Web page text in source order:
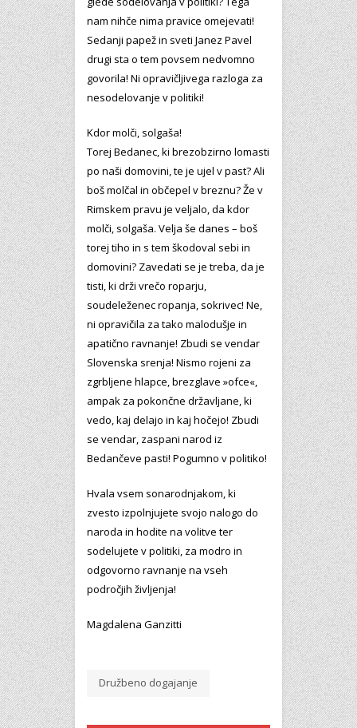
nam nihče nima pravice omejevati!
Sedanji papež in sveti Janez Pavel
drugi sta o tem povsem nedvomno
govorila! Ni opravičljivega razloga za
nesodelovanje v politiki!
Kdor molči, solgaša!
Torej Bedanec, ki brezobzirno lomasti
po naši domovini, te je ujel v past? Ali
boš molčal in občepel v breznu? Že v
Rimskem pravu je veljalo, da kdor
molči, solgaša. Velja še danes – boš
torej tiho in s tem škodoval sebi in
domovini? Zavedati se je treba, da je
tisti, ki drži vrečo roparju,
soudeleženec ropanja, sokrivec! Ne,
ni opravičila za tako malodušje in
apatično ravnanje! Zbudi se vendar
Slovenska srenja! Nismo rojeni za
zgrbljene hlapce, brezglave »ofce«,
ampak za pokončne državljane, ki
vedo, kaj delajo in kaj hočejo! Zbudi
se vendar, zaspani narod iz
Bedančeve pasti! Pogumno v politiko!
Hvala vsem sonarodnjakom, ki
zvesto izpolnjujete svojo nalogo do
naroda in hodite na volitve ter
sodelujete v politiki, za modro in
odgovorno ravnanje na vseh
področjih življenja!
Magdalena Ganzitti
Družbeno dogajanje